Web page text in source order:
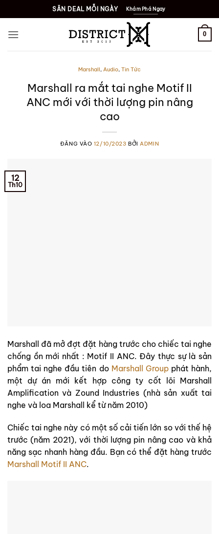
qua
nội
SĂN DEAL MỖI NGÀY Khám Phá Ngay
0
Marshall, Audio, Tin Tức
Marshall ra mắt tai nghe Motif II
ANC mới với thời lượng pin nâng
cao
ĐĂNG VÀO 12/10/2023 BỞI ADMIN
12
Th10
Marshall đã mở đợt đặt hàng trước cho chiếc tai nghe
chống ồn mới nhất : Motif II ANC. Đây thực sự là sản
phẩm tai nghe đầu tiên do Marshall Groupphát hành,
một dự án mới kết hợp công ty cốt lõi Marshall
Amplification và Zound Industries (nhà sản xuất tai
nghe và loa Marshall kể từ năm 2010)
Chiếc tai nghe này có một số cải tiến lớn so với thế hệ
trước (năm 2021), với thời lượng pin nâng cao và khả
năng sạc nhanh hàng đầu. Bạn có thể đặt hàng trước
Marshall Motif II ANC.